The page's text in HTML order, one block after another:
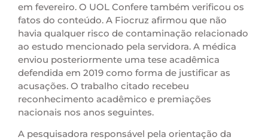
em fevereiro. O UOL Confere também verificou os
fatos do conteúdo. A Fiocruz afirmou que não
havia qualquer risco de contaminação relacionado
ao estudo mencionado pela servidora. A médica
enviou posteriormente uma tese acadêmica
defendida em 2019 como forma de justificar as
acusações. O trabalho citado recebeu
reconhecimento acadêmico e premiações
nacionais nos anos seguintes.
A pesquisadora responsável pela orientação da